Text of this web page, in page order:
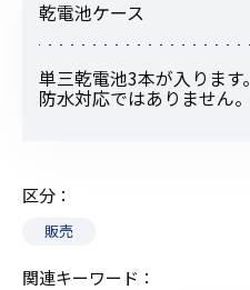
乾電池ケース
単三乾電池3本が入ります。
防水対応ではありません。
区分
販売
関連キーワード